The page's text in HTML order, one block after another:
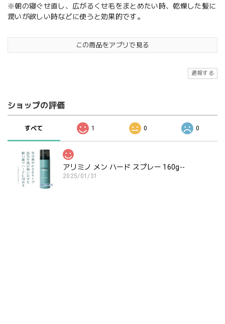
※朝の寝ぐせ直し、広がるくせ毛をまとめたい時、乾燥した髪に
潤いが欲しい時などに使うと効果的です。
この商品をアプリで見る
通報する
ショップの評価
すべて 1 0 0
アリミノ メン ハード スプレー 160g--
2025/01/31